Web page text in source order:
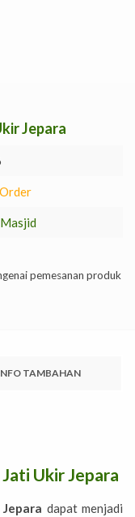
Jepara
pemesanan produk
TAMBAHAN
Ukir Jepara
dapat menjadi